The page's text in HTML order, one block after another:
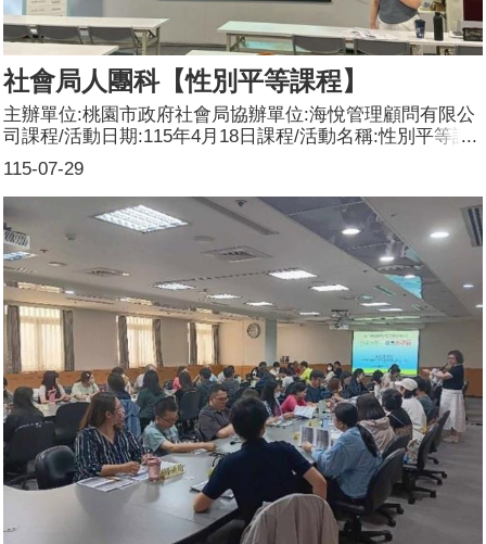
社會局人團科【性別平等課程】
115-07-29
主辦單位:桃園市政府社會局協辦單位:海悅管理顧問有限公
司課程/活動日期:115年4月18日課程/活動名稱:性別平等課
程課程/活動對象:1、 桃園市立案NPO 之職員、工作人員為
優先錄取對象。2、 全國性NPO 之職員、工作人員及對於
有興趣參與NPO 之一般民眾。辦理形式:工作坊課程/活動簡
介(大綱):針對非營利組織規劃辦理性別意識培力課程，將性
平新視角與性別平權等概念融入組織管理中，課程內容涵蓋
能力建構的相關議題，如女性領導力培養、幹部能力提升
等，促進團體理事長及理、監事等在組織內部的領導與決策
能力，保障不同性別公平參與及決策機會。促進非營利組織
決策參與，保障不同性別公平參與與決策機會，積極倡議及
輔導團體將理、監事單一性別名額不低於三分之一條文納入
章程，以提升團體組成及發聲多元性。參加人數:共57人，
分別為男性：19人；女性：38人，參與團體：35個。講師
資料:(1)姓名：賴文珍(2)職稱：勵馨基金會桃園分事務所/
主任